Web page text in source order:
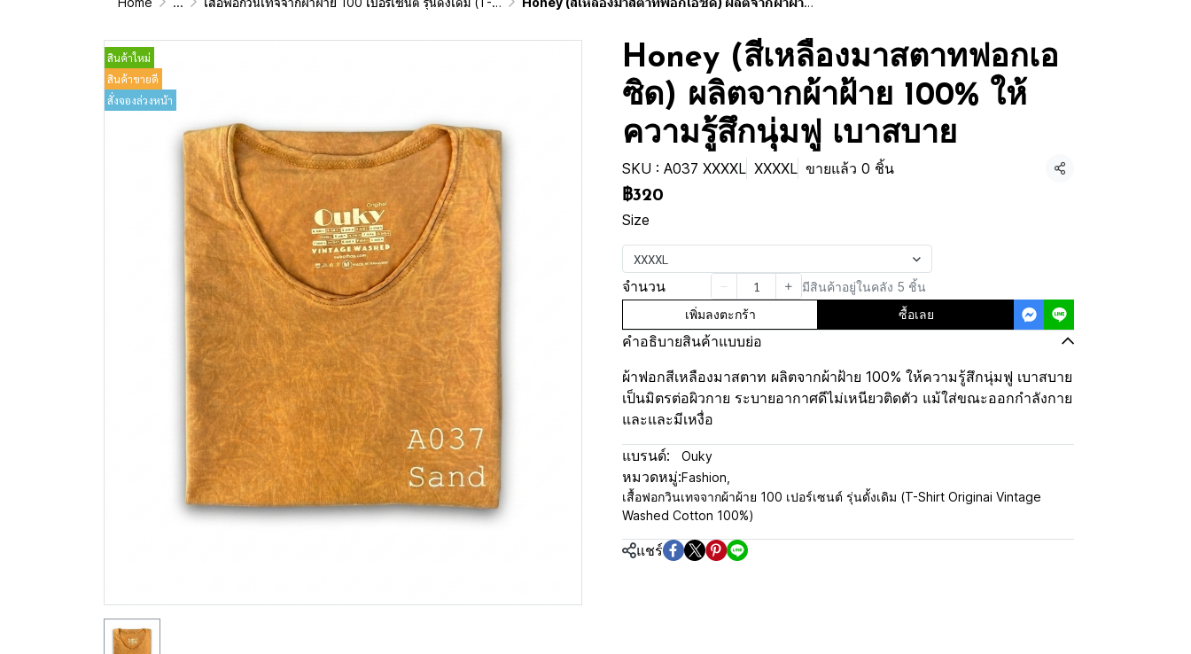
สินค้าใหม่
สินค้าขายดี
สั่งจองล่วงหน้า
Honey (สีเหลืองมาสตาทฟอกเอ
ซิด) ผลิตจากผ้าฝ้าย 100% ให้
ความรู้สึกนุ่มฟู เบาสบาย
SKU : A037 XXXXL XXXXL ขายแล้ว 0 ชิ้น แชร์
฿320
Size
XXXXL
จำนวน
มีสินค้าอยู่ในคลัง 5 ชิ้น
เพิ่มลงตะกร้า
ซื้อเลย
คำอธิบายสินค้าแบบย่อ
ผ้าฟอกสีเหลืองมาสตาท ผลิตจากผ้าฝ้าย 100% ให้ความรู้สึกนุ่มฟู เบาสบาย
เป็นมิตรต่อผิวกาย ระบายอากาศดีไม่เหนียวติดตัว แม้ใส่ขณะออกกำลังกาย
และและมีเหงื่อ
แบรนด์: Ouky
หมวดหมู่:Fashion
เสื้อฟอกวินเทจจากผ้าผ้าย 100 เปอร์เซนต์ รุ่นดั้งเดิม (T-Shirt Originai Vintage
Washed Cotton 100%)
แชร์